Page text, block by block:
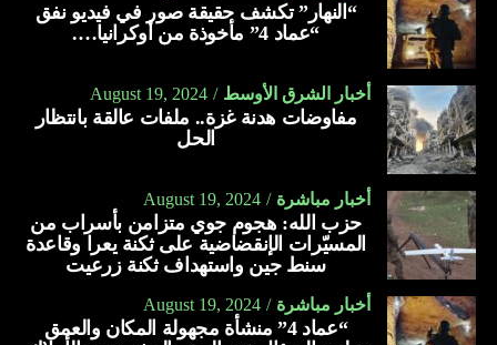
“النهار” تكشف حقيقة صور في فيديو نفق
“عماد 4” مأخوذة من أوكرانيا….
أخبار الشرق الأوسط August 19, 2024
مفاوضات هدنة غزة.. ملفات عالقة بانتظار
الحل
أخبار مباشرة August 19, 2024
حزب الله: هجوم جوي متزامن بأسراب من
المسيّرات الإنقضاضية على ثكنة يعرا وقاعدة
سنط جين واستهداف ثكنة زرعيت
أخبار مباشرة August 19, 2024
“عماد 4” منشأة مجهولة المكان والعمق